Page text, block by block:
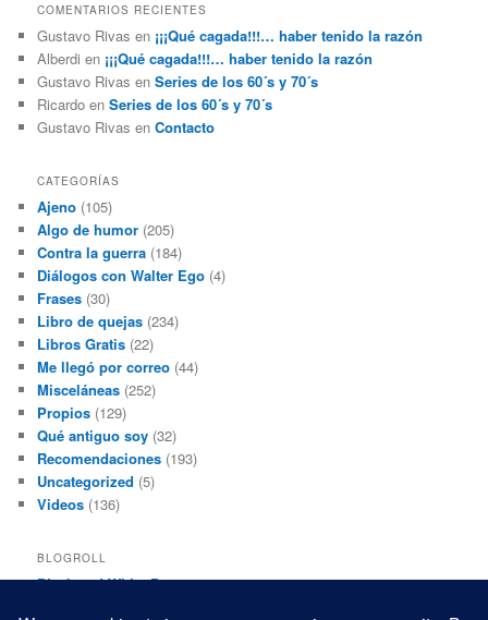
COMENTARIOS RECIENTES
Gustavo Rivas en ¡¡¡Qué cagada!!!… haber tenido la razón
Alberdi en ¡¡¡Qué cagada!!!… haber tenido la razón
Gustavo Rivas enSeries de los 60´s y 70´s
Ricardo enSeries de los 60´s y 70´s
Gustavo Rivas enContacto
CATEGORÍAS
Ajeno (105)
Algo de humor (205)
Contra la guerra (184)
Diálogos con Walter Ego (4)
Frases (30)
Libro de quejas (234)
Libros Gratis (22)
Me llegó por correo (44)
Misceláneas (252)
Propios (129)
Qué antiguo soy (32)
Recomendaciones (193)
Uncategorized (5)
Videos (136)
BLOGROLL
Black and White Power